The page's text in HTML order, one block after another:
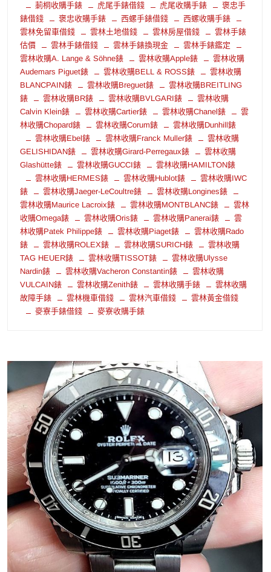
莿桐收購手錶
虎尾手錶借錢 虎尾收購手錶
褒忠手
錶借錢
褒忠收購手錶 西螺手錶借錢
西螺收購手錶
雲林免留車借錢
雲林土地借錢 雲林房屋借錢
雲林手錶
估價
雲林手錶借錢 雲林手錶換現金
雲林手錶鑑定
雲林收購A. Lange & Söhne錶
雲林收購Apple錶
雲林收購
Audemars Piguet錶
雲林收購BELL & ROSS錶
雲林收購
BLANCPAIN錶
雲林收購Breguet錶
雲林收購BREITLING
錶
雲林收購BR錶 雲林收購BVLGARI錶
雲林收購
Calvin Klein錶
雲林收購Cartier錶 雲林收購Chanel錶
雲
林收購Chopard錶
雲林收購Corum錶
雲林收購Dunhill錶
雲林收購Ebel錶
雲林收購Franck Muller錶
雲林收購
GELISHIDAN錶
雲林收購Girard-Perregaux錶
雲林收購
Glashütte錶
雲林收購GUCCI錶
雲林收購HAMILTON錶
雲林收購HERMES錶
雲林收購Hublot錶
雲林收購IWC
錶
雲林收購Jaeger-LeCoultre錶
雲林收購Longines錶
雲林收購Maurice Lacroix錶
雲林收購MONTBLANC錶
雲林
收購Omega錶
雲林收購Oris錶 雲林收購Panerai錶
雲
林收購Patek Philippe錶
雲林收購Piaget錶
雲林收購Rado
錶
雲林收購ROLEX錶 雲林收購SURICH錶
雲林收購
TAG HEUER錶
雲林收購TISSOT錶
雲林收購Ulysse
Nardin錶
雲林收購Vacheron Constantin錶
雲林收購
VULCAIN錶
雲林收購Zenith錶 雲林收購手錶
雲林收購
故障手錶
雲林機車借錢 雲林汽車借錢
雲林黃金借錢
麥寮手錶借錢
麥寮收購手錶